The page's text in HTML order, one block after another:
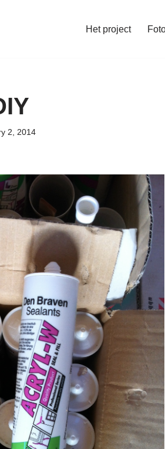
Het project
2, 2014